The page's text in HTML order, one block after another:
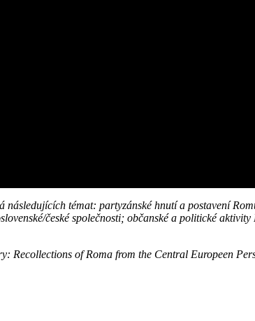
témat: partyzánské hnutí a postavení
české společnosti; občanské a politické
Recollections of Roma from the Central Europeen